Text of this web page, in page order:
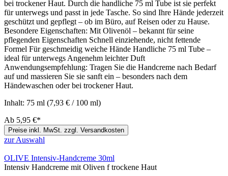
bei trockener Haut. Durch die handliche 75 ml Tube ist sie perfekt
für unterwegs und passt in jede Tasche. So sind Ihre Hände jederzeit
geschützt und gepflegt – ob im Büro, auf Reisen oder zu Hause.
Besondere Eigenschaften: Mit Olivenöl – bekannt für seine
pflegenden Eigenschaften Schnell einziehende, nicht fettende
Formel Für geschmeidig weiche Hände Handliche 75 ml Tube –
ideal für unterwegs Angenehm leichter Duft
Anwendungsempfehlung: Tragen Sie die Handcreme nach Bedarf
auf und massieren Sie sie sanft ein – besonders nach dem
Händewaschen oder bei trockener Haut.
Inhalt: 75 ml (7,93 € / 100 ml)
Ab 5,95 €*
Preise inkl. MwSt. zzgl. Versandkosten
zur Auswahl
OLIVE Intensiv-Handcreme 30ml
Intensiv Handcreme mit Oliven f trockene Haut